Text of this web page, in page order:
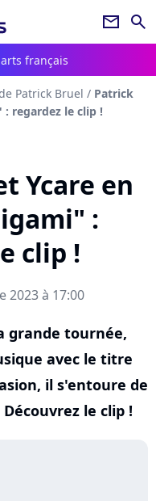
newsletter search
français
Patrick Bruel / Patrick
: regardez le clip !
Ycare en
:
clip !
2023 à 17:00
grande tournée,
avec le titre
il s'entoure de
le clip !